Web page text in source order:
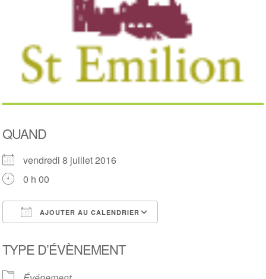
QUAND
vendredi 8 juillet 2016
0 h 00
AJOUTER AU CALENDRIER
TYPE D’ÉVÈNEMENT